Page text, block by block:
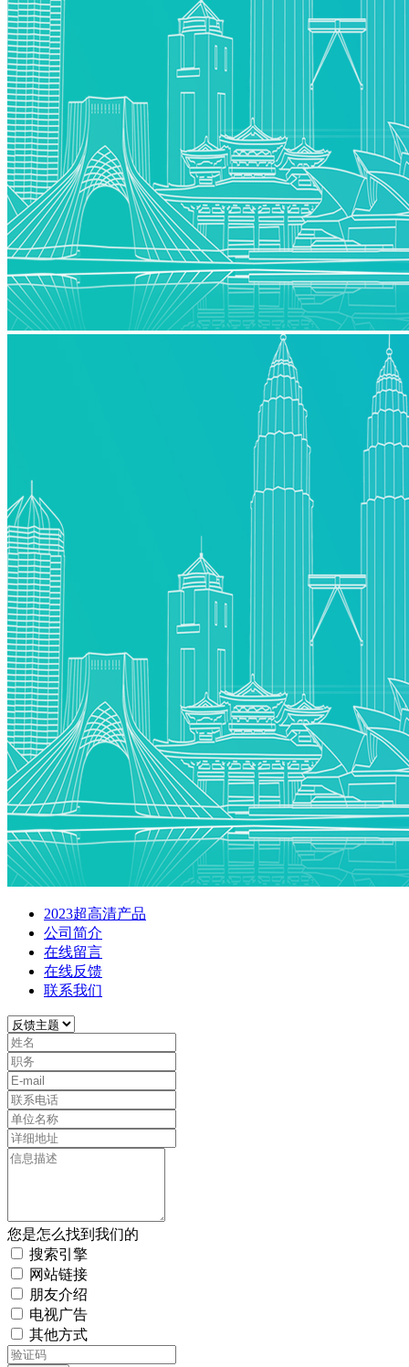
2023超高清产品
公司简介
在线留言
在线反馈
联系我们
您是怎么找到我们的
搜索引擎
网站链接
朋友介绍
电视广告
其他方式